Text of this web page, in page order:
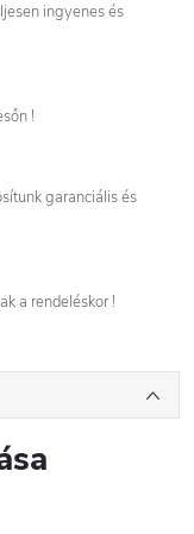
ingyenes és
!
garanciális és
a rendeléskor !